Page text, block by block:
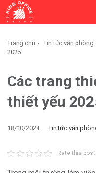
Trang chủ Tin tức văn phòng
2025
Các trang
thiết yếu
18/10/2024 .Tin tức văn
Rate this post